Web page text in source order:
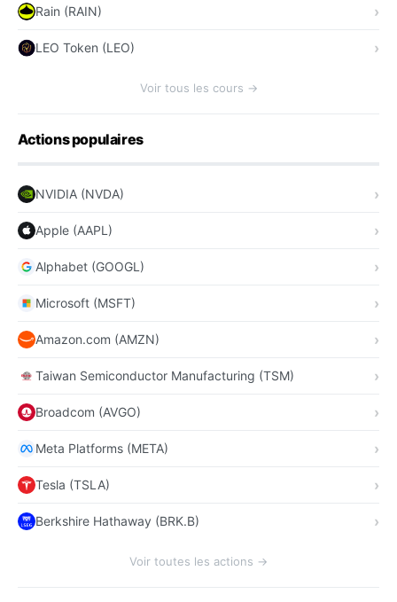
Rain (RAIN)
LEO Token (LEO)
Voir tous les cours →
Actions populaires
NVIDIA (NVDA)
Apple (AAPL)
Alphabet (GOOGL)
Microsoft (MSFT)
Amazon.com (AMZN)
Taiwan Semiconductor Manufacturing (TSM)
Broadcom (AVGO)
Meta Platforms (META)
Tesla (TSLA)
Berkshire Hathaway (BRK.B)
Voir toutes les actions →